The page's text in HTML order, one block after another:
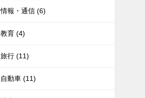
情報・通信 (6)
教育 (4)
旅行 (11)
自動車 (11)